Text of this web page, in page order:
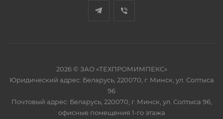
2026 © ЗАО «ТЕХПРОМИМПЕКС»
Юридический адрес: Беларусь, 220070, г. Минск, ул. Солтыса
96
Почтовый адрес: Беларусь, 220070, г. Минск, ул. Солтыса 96,
офисные помещения 1-го этажа